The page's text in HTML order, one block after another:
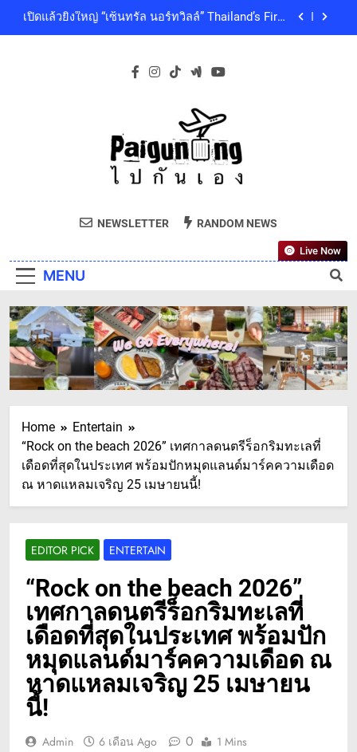
เซ็นทรัลพัฒนา พร้อมด้วยบริษัทในกลุ่มเซ็นทรัล ร่วม
ธิดา เป็นล้นพ้น
โลก ด้วยเทคโนโลยีย่อยสลายทางชีวภาพ “EcoRevo”
เพื่อผู้บริโภคและสิ่งแวดล้อมที่ยั่งยืน
ดนตรีท่ามกลางธรรมชาติบรรยากาศดีที่สุดและสบาย
ที่สุด ปักหมุด 19 ธันวาคมนี้ ที่ทองสมบูรณ์คลับ เขา
เปิดแล้วยิ่งใหญ่ “เซ็นทรัล นอร์ทวิลล์” Thailand’s First
Outdoor-Inspired Indoor Shopping Centre ยกระดับ
คุณภาพชีวิตของผู้คนทุกเจเนอเรชัน
เซ็นทรัลพัฒนา พร้อมด้วยบริษัทในกลุ่มเซ็นทรัล ร่วม
ถวายความอาลัย และน้อมสำนึกในพระกรุณาธิคุณ
ของสมเด็จพระเจ้าลูกเธอ เจ้าฟ้าพัชรกิติยาภา นเรนทิ
เพื่อผู้บริโภคและสิ่งแวดล้อมที่ยั่งยืน
Paiguneng.com
NEWSLETTER RANDOM NEWS
MENU
Live Now
Home
Entertain
“Rock on the beach 2026” เทศกาลดนตรีร็อกริมทะเลที่
เดือดที่สุดในประเทศ พร้อมปักหมุดแลนด์มาร์คความเดือด
ณ หาดแหลมเจริญ 25 เมษายนนี้!
EDITOR PICK ENTERTAIN
“Rock on the beach 2026”
เทศกาลดนตรีร็อกริมทะเลที่
เดือดที่สุดในประเทศ พร้อมปัก
หมุดแลนด์มาร์คความเดือด ณ
หาดแหลมเจริญ 25 เมษายน
นี้!
Admin 6 เดือน Ago 0 1 Mins